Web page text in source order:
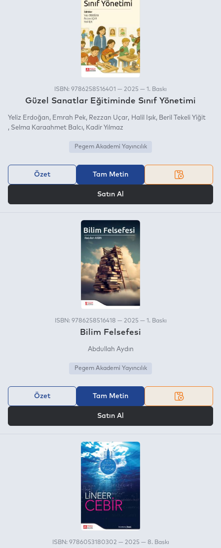
ISBN: 9786258516401 — 2025 — 1. Baskı
Güzel Sanatlar Eğitiminde Sınıf Yönetimi
Yeliz Erdoğan Emrah Pek Rezzan Uçar Halil Işık
Beril Tekeli Yiğit
Selma Karaahmet Balcı
Kadir Yılmaz
Pegem Akademi Yayıncılık
Özet Tam Metin
Satın Al
ISBN: 9786258516418 — 2025 — 1. Baskı
Bilim Felsefesi
Abdullah Aydın
Pegem Akademi Yayıncılık
Özet Tam Metin
Satın Al
ISBN: 9786053180302 — 2025 — 8. Baskı